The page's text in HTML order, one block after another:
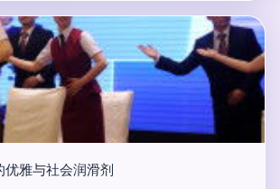
优雅与社会润滑剂